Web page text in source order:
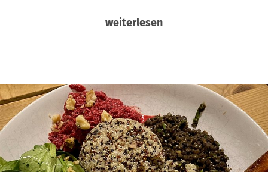
weiterlesen